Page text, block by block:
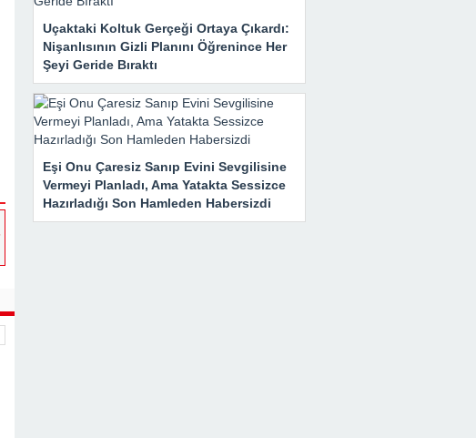
Uçaktaki Koltuk Gerçeği Ortaya Çıkardı:
Nişanlısının Gizli Planını Öğrenince Her
Şeyi Geride Bıraktı
Eşi Onu Çaresiz Sanıp Evini Sevgilisine
Vermeyi Planladı, Ama Yatakta Sessizce
Hazırladığı Son Hamleden Habersizdi